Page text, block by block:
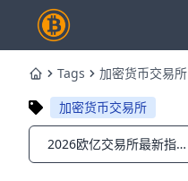
HomeTags
加密货币交易所
加密货币交易所
Notifications 2026欧亿交易所最新指南：功能、安全性与手续费全解析